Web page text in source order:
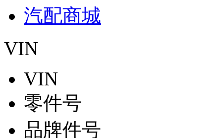
汽配商城
VIN
VIN
零件号
品牌件号